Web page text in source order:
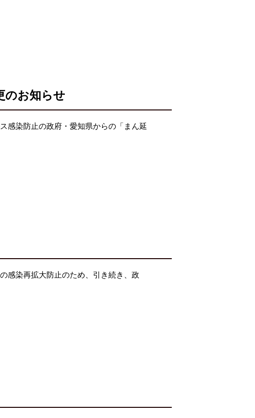
のお知らせ
感染防止の政府・愛知県からの「まん延
感染再拡大防止のため、引き続き、政